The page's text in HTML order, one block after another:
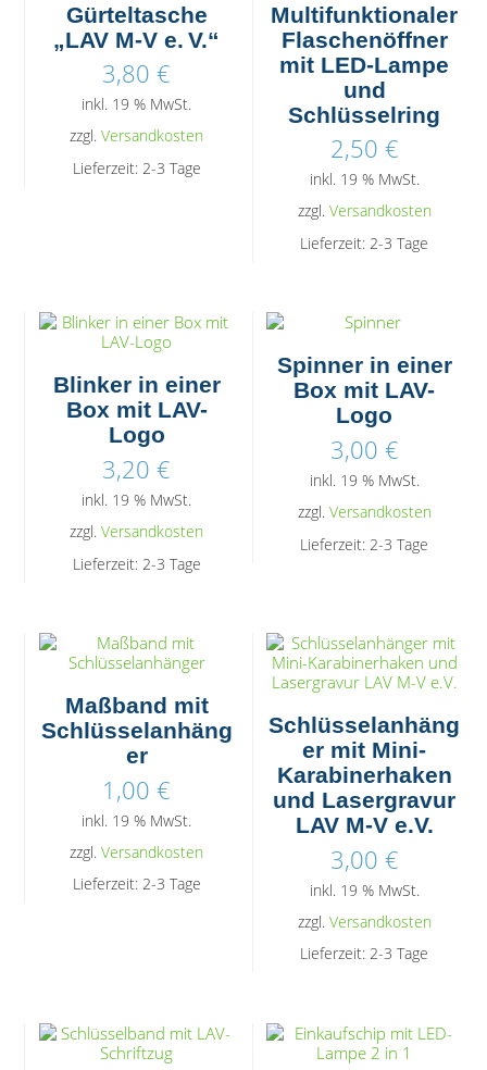
Gürteltasche
„LAV M-V e. V.“
3,80€
inkl. 19 % MwSt.
zzgl.Versandkosten
Lieferzeit: 2-3 Tage
Multifunktionaler
Flaschenöffner
mit LED-Lampe
und
Schlüsselring
2,50 €
inkl. 19 % MwSt.
zzgl. Versandkosten
Lieferzeit:2-3 Tage
Blinker in einer
Box mit LAV-
Logo
3,20€
inkl. 19 % MwSt.
zzgl.Versandkosten
Lieferzeit: 2-3 Tage
Spinner in einer
Box mit LAV-
Logo
3,00 €
inkl. 19 % MwSt.
zzgl. Versandkosten
Lieferzeit: 2-3 Tage
Maßband mit
Schlüsselanhäng
er
1,00€
inkl. 19 % MwSt.
zzgl.Versandkosten
Lieferzeit: 2-3 Tage
Schlüsselanhäng
er mit Mini-
Karabinerhaken
und Lasergravur
LAV M-V e.V.
3,00 €
inkl. 19 % MwSt.
zzgl. Versandkosten
Lieferzeit:2-3 Tage